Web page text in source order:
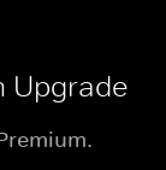
Upgrade